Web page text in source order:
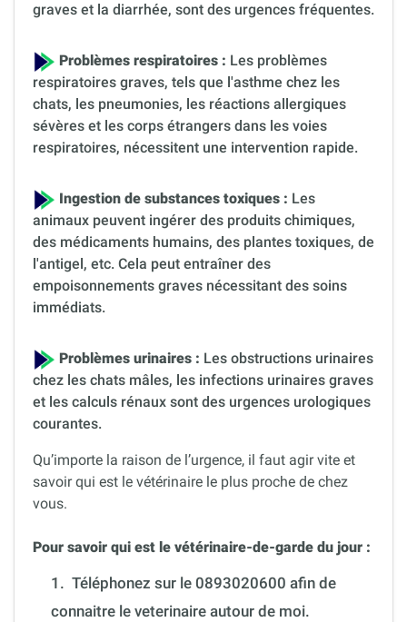
graves et la diarrhée, sont des urgences fréquentes.
Problèmes respiratoires : Les problèmes
respiratoires graves, tels que l'asthme chez les
chats, les pneumonies, les réactions allergiques
sévères et les corps étrangers dans les voies
respiratoires, nécessitent une intervention rapide.
Ingestion de substances toxiques : Les
animaux peuvent ingérer des produits chimiques,
des médicaments humains, des plantes toxiques, de
l'antigel, etc. Cela peut entraîner des
empoisonnements graves nécessitant des soins
immédiats.
Problèmes urinaires : Les obstructions urinaires
chez les chats mâles, les infections urinaires graves
et les calculs rénaux sont des urgences urologiques
courantes.
Qu’importe la raison de l’urgence, il faut agir vite et
savoir qui est le vétérinaire le plus proche de chez
vous.
Pour savoir qui est le vétérinaire-de-garde du jour :
1. Téléphonez sur le 0893020600 afin de
connaitre le veterinaire autour de moi.